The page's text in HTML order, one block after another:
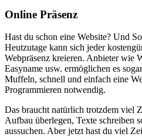
Online Präsenz
Hast du schon eine Website? Und
Heutzutage kann sich jeder
Webpräsenz kreieren. Anbieter wie
Easyname usw. ermöglichen es
Muffeln, schnell und einfach eine
Programmieren notwendig.
Das braucht natürlich trotzdem viel
Aufbau überlegen, Texte schreiben
aussuchen. Aber jetzt hast du viel